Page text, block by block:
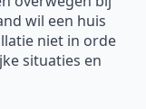
wil een huis
niet in orde
situaties en